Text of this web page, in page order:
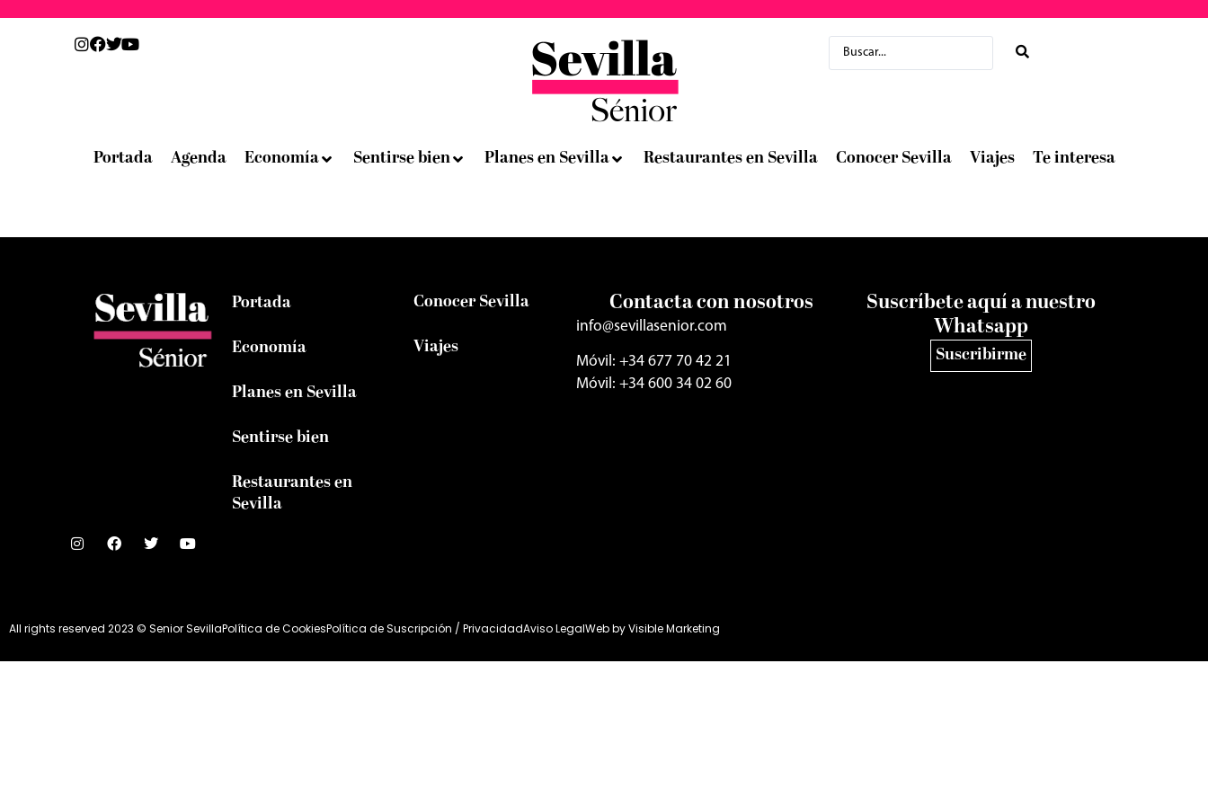
Portada Agenda Economía Sentirse bien Planes en Sevilla Restaurantes en Sevilla Conocer Sevilla Viajes Te interesa
Portada
Economía
Planes en Sevilla
Sentirse bien
Restaurantes en
Sevilla
Conocer Sevilla
Viajes
Contacta con nosotros
info@sevillasenior.com
Móvil: +34 677 70 42 21
Móvil: +34 600 34 02 60
Suscríbete aquí a nuestro
Whatsapp
Suscribirme
All rights reserved 2023 © Senior SevillaPolítica de CookiesPolítica de Suscripción / PrivacidadAviso LegalWeb byVisible Marketing